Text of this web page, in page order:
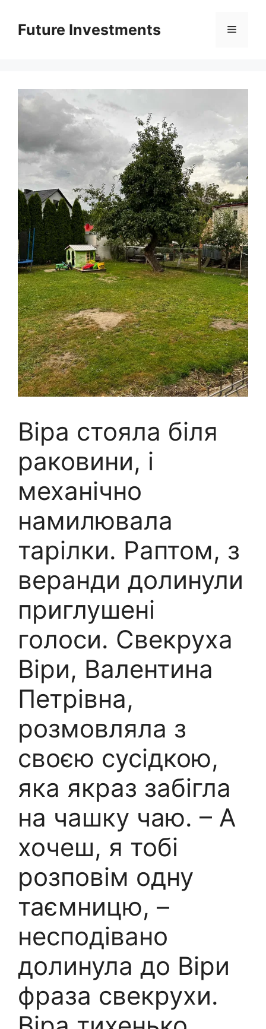
вмістуFuture Investments Меню
Віра стояла біля
раковини, і
механічно
намилювала
тарілки. Раптом, з
веранди долинули
приглушені
голоси. Свекруха
Віри, Валентина
Петрівна,
розмовляла з
своєю сусідкою,
яка якраз забігла
на чашку чаю. – А
хочеш, я тобі
розповім одну
таємницю, –
несподівано
долинула до Віри
фраза свекрухи.